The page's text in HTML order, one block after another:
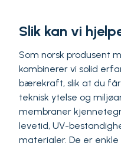
Slik kan vi
Som norsk produsent
kombinerer vi solid
bærekraft, slik at du
teknisk ytelse og
membraner
levetid, UV-
materialer. De er